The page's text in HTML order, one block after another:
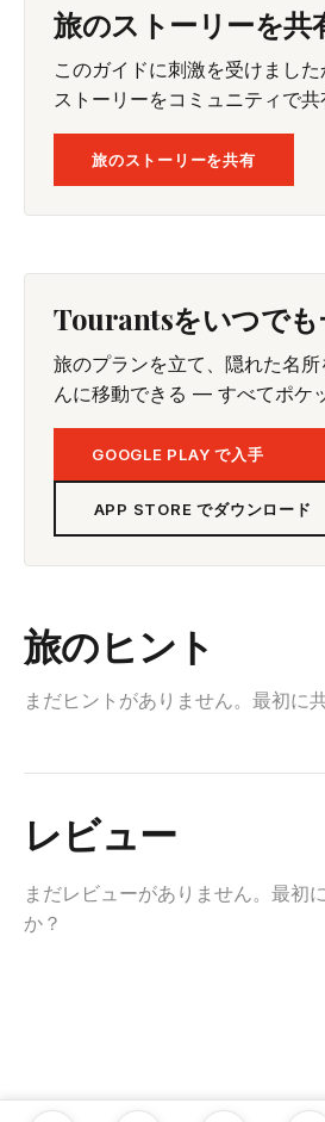
旅のストーリーを共
このガイドに刺激を受けまし
ストーリーをコミュニティで共
旅のストーリーを共有
Tourantsをいつでも
旅のプランを立て、隠れた名
んに移動できる — すべてポケ
GOOGLE PLAY で入手
APP STORE でダウンロード
旅のヒント
まだヒントがありません。最初に
レビュー
まだレビューがありません。最初
か？